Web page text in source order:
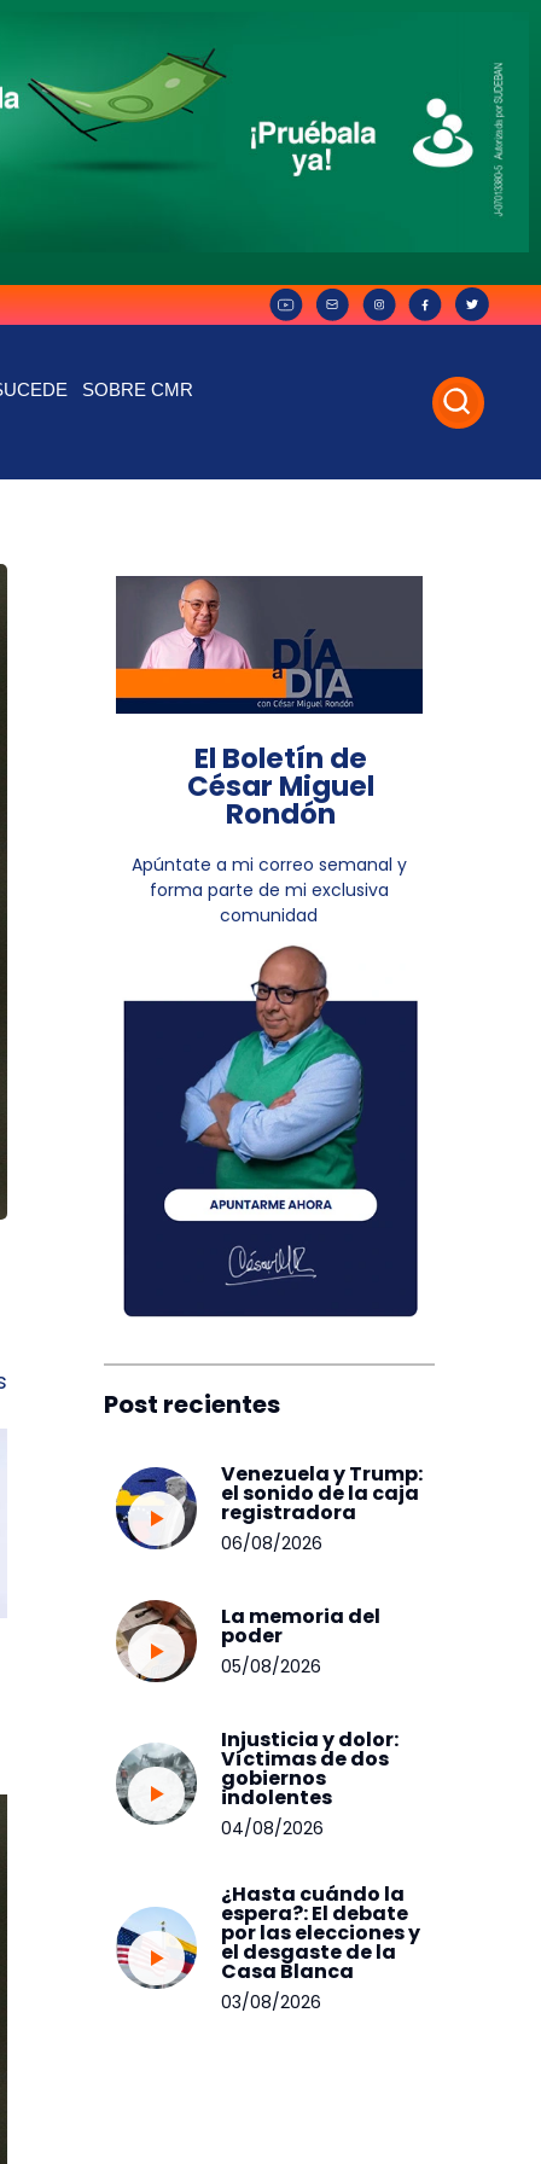
SOBRE CMR
El Boletín de
César Miguel
Rondón
Apúntate a mi correo semanal y
forma parte de mi exclusiva
comunidad
Post recientes
Venezuela y Trump:
el sonido de la caja
registradora
06/08/2026
La memoria del
poder
05/08/2026
Injusticia y dolor:
Víctimas de dos
gobiernos
indolentes
04/08/2026
¿Hasta cuándo la
espera?: El debate
por las elecciones y
el desgaste de la
Casa Blanca
03/08/2026